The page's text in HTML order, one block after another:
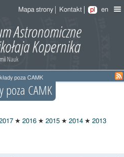
Mapa strony Kontakt pl en
poza CAMK
poza CAMK
★ 2016 ★ 2015 ★ 2014 ★ 2013